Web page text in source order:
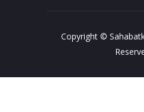
Copyright ©